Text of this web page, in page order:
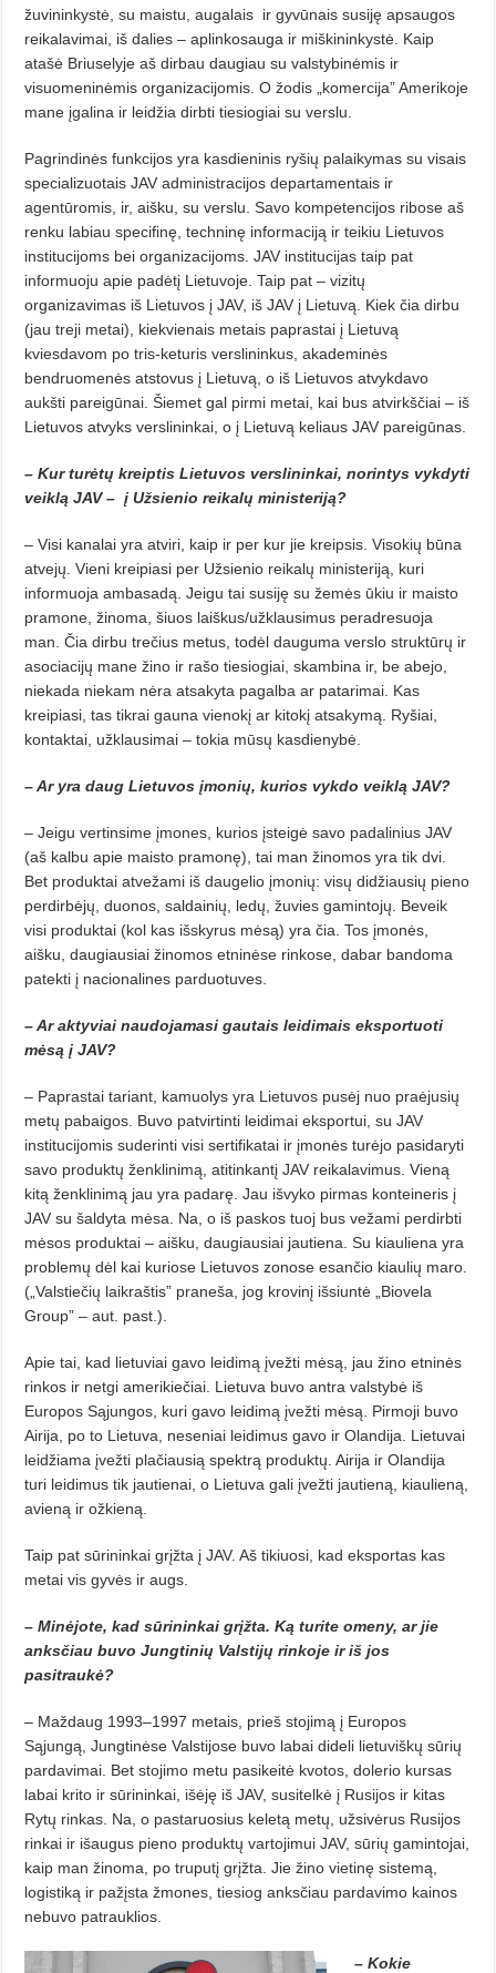
žuvininkystė, su maistu, augalais ir gyvūnais susiję apsaugos
reikalavimai, iš dalies – aplinkosauga ir miškininkystė. Kaip
atašė Briuselyje aš dirbau daugiau su valstybinėmis ir
visuomeninėmis organizacijomis. O žodis „komercija” Amerikoje
mane įgalina ir leidžia dirbti tiesiogiai su verslu.
Pagrindinės funkcijos yra kasdieninis ryšių palaikymas su visais
specializuotais JAV administracijos departamentais ir
agentūromis, ir, aišku, su verslu. Savo kompetencijos ribose aš
renku labiau specifinę, techninę informaciją ir teikiu Lietuvos
institucijoms bei organizacijoms. JAV institucijas taip pat
informuoju apie padėtį Lietuvoje. Taip pat – vizitų
organizavimas iš Lietuvos į JAV, iš JAV į Lietuvą. Kiek čia dirbu
(jau treji metai), kiekvienais metais paprastai į Lietuvą
kviesdavom po tris-keturis verslininkus, akademinės
bendruomenės atstovus į Lietuvą, o iš Lietuvos atvykdavo
aukšti pareigūnai. Šiemet gal pirmi metai, kai bus atvirkščiai – iš
Lietuvos atvyks verslininkai, o į Lietuvą keliaus JAV pareigūnas.
– Kur turėtų kreiptis Lietuvos verslininkai, norintys vykdyti
veiklą JAV – į Užsienio reikalų ministeriją?
– Visi kanalai yra atviri, kaip ir per kur jie kreipsis. Visokių būna
atvejų. Vieni kreipiasi per Užsienio reikalų ministeriją, kuri
informuoja ambasadą. Jeigu tai susiję su žemės ūkiu ir maisto
pramone, žinoma, šiuos laiškus/užklausimus peradresuoja
man. Čia dirbu trečius metus, todėl dauguma verslo struktūrų ir
asociacijų mane žino ir rašo tiesiogiai, skambina ir, be abejo,
niekada niekam nėra atsakyta pagalba ar patarimai. Kas
kreipiasi, tas tikrai gauna vienokį ar kitokį atsakymą. Ryšiai,
kontaktai, užklausimai – tokia mūsų kasdienybė.
– Ar yra daug Lietuvos įmonių, kurios vykdo veiklą JAV?
– Jeigu vertinsime įmones, kurios įsteigė savo padalinius JAV
(aš kalbu apie maisto pramonę), tai man žinomos yra tik dvi.
Bet produktai atvežami iš daugelio įmonių: visų didžiausių pieno
perdirbėjų, duonos, saldainių, ledų, žuvies gamintojų. Beveik
visi produktai (kol kas išskyrus mėsą) yra čia. Tos įmonės,
aišku, daugiausiai žinomos etninėse rinkose, dabar bandoma
patekti į nacionalines parduotuves.
– Ar aktyviai naudojamasi gautais leidimais eksportuoti
mėsą į JAV?
– Paprastai tariant, kamuolys yra Lietuvos pusėj nuo praėjusių
metų pabaigos. Buvo patvirtinti leidimai eksportui, su JAV
institucijomis suderinti visi sertifikatai ir įmonės turėjo pasidaryti
savo produktų ženklinimą, atitinkantį JAV reikalavimus. Vieną
kitą ženklinimą jau yra padarę. Jau išvyko pirmas konteineris į
JAV su šaldyta mėsa. Na, o iš paskos tuoj bus vežami perdirbti
mėsos produktai – aišku, daugiausiai jautiena. Su kiauliena yra
problemų dėl kai kuriose Lietuvos zonose esančio kiaulių maro.
(„Valstiečių laikraštis” praneša, jog krovinį išsiuntė „Biovela
Group” – aut. past.).
Apie tai, kad lietuviai gavo leidimą įvežti mėsą, jau žino etninės
rinkos ir netgi amerikiečiai. Lietuva buvo antra valstybė iš
Europos Sąjungos, kuri gavo leidimą įvežti mėsą. Pirmoji buvo
Airija, po to Lietuva, neseniai leidimus gavo ir Olandija. Lietuvai
leidžiama įvežti plačiausią spektrą produktų. Airija ir Olandija
turi leidimus tik jautienai, o Lietuva gali įvežti jautieną, kiaulieną,
avieną ir ožkieną.
Taip pat sūrininkai grįžta į JAV. Aš tikiuosi, kad eksportas kas
metai vis gyvės ir augs.
– Minėjote, kad sūrininkai grįžta. Ką turite omeny, ar jie
anksčiau buvo Jungtinių Valstijų rinkoje ir iš jos
pasitraukė?
– Maždaug 1993–1997 metais, prieš stojimą į Europos
Sąjungą, Jungtinėse Valstijose buvo labai dideli lietuviškų sūrių
pardavimai. Bet stojimo metu pasikeitė kvotos, dolerio kursas
labai krito ir sūrininkai, išėję iš JAV, susitelkė į Rusijos ir kitas
Rytų rinkas. Na, o pastaruosius keletą metų, užsivėrus Rusijos
rinkai ir išaugus pieno produktų vartojimui JAV, sūrių gamintojai,
kaip man žinoma, po truputį grįžta. Jie žino vietinę sistemą,
logistiką ir pažįsta žmones, tiesiog anksčiau pardavimo kainos
nebuvo patrauklios.
– Kokie